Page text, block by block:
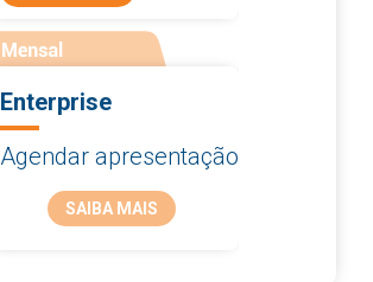
Enterprise
Agendar apresentação
SAIBA MAIS